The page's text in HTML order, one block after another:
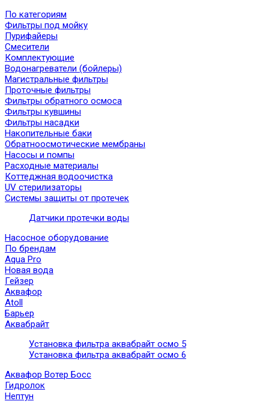
По категориям
Фильтры под мойку
Пурифайеры
Смесители
Комплектующие
Водонагреватели (бойлеры)
Магистральные фильтры
Проточные фильтры
Фильтры обратного осмоса
Фильтры кувшины
Фильтры насадки
Накопительные баки
Обратноосмотические мембраны
Насосы и помпы
Расходные материалы
Коттеджная водоочистка
UV стерилизаторы
Системы защиты от протечек
Датчики протечки воды
Насосное оборудование
По брендам
Aqua Pro
Новая вода
Гейзер
Аквафор
Atoll
Барьер
Аквабрайт
Установка фильтра аквабрайт осмо 5
Установка фильтра аквабрайт осмо 6
Аквафор Вотер Босс
Гидролок
Нептун